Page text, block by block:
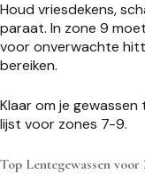
Houd vriesdekens,
paraat. In zone 9
voor onverwachte
bereiken.
Klaar om je gewassen
lijst voor zones 7-9.
Top Lentegewassen